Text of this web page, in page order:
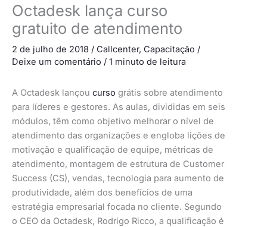
Octadesk lança curso
gratuito de atendimento
2 de julho de 2018 / Callcenter, Capacitação /
Deixe um comentário / 1 minuto de leitura
A Octadesk lançou curso grátis sobre atendimento
para líderes e gestores. As aulas, divididas em seis
módulos, têm como objetivo melhorar o nível de
atendimento das organizações e engloba lições de
motivação e qualificação de equipe, métricas de
atendimento, montagem de estrutura de Customer
Success (CS), vendas, tecnologia para aumento de
produtividade, além dos benefícios de uma
estratégia empresarial focada no cliente. Segundo
o CEO da Octadesk, Rodrigo Ricco, a qualificação é